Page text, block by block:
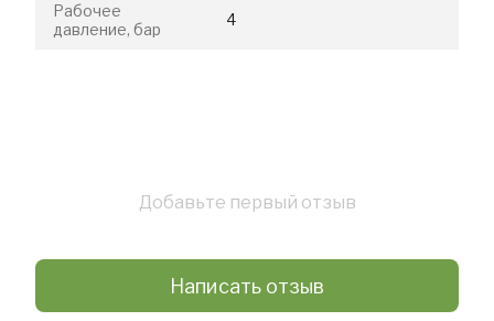
Рабочее
давление, бар
4
Добавьте первый отзыв
Написать отзыв